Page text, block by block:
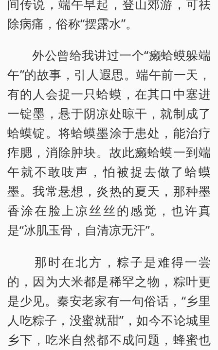
间传说，端午早起，登山郊游，可祛
除病痛，俗称“摆露水”。
外公曾给我讲过一个“癞蛤蟆躲端
午”的故事，引人遐思。端午前一天，
有的人会捉一只蛤蟆，在其口中塞进
一锭墨，悬于阴凉处晾干，就制成了
蛤蟆锭。将蛤蟆墨涂于患处，能治疗
痄腮，消除肿块。故此癞蛤蟆一到端
午就不敢吱声，怕被捉去做了蛤蟆
墨。我常悬想，炎热的夏天，那种墨
香涂在脸上凉丝丝的感觉，也许真
是“冰肌玉骨，自清凉无汗”。
那时在北方，粽子是难得一尝
的，因为大米都是稀罕之物，粽叶更
是少见。秦安老家有一句俗话，“乡里
人吃粽子，没蜜就甜”，如今不论城里
乡下，吃米自然都不成问题，蜂蜜也